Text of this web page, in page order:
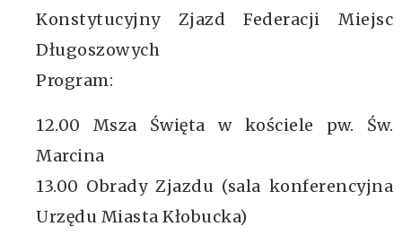
Konstytucyjny Zjazd Federacji Miejsc
Długoszowych
Program:
12.00 Msza Święta w kościele pw. Św.
Marcina
13.00 Obrady Zjazdu (sala konferencyjna
Urzędu Miasta Kłobucka)